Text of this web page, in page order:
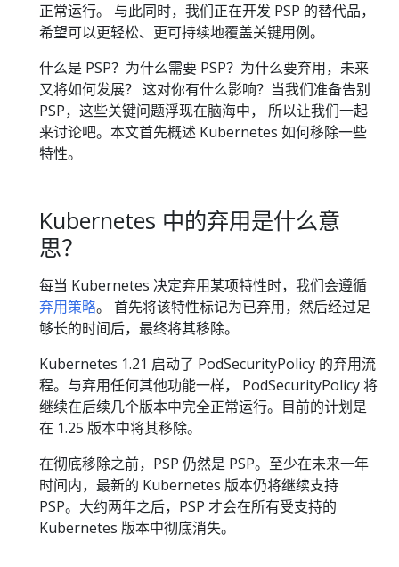
正常运行。 与此同时，我们正在开发 PSP 的替代品，
希望可以更轻松、更可持续地覆盖关键用例。
什么是 PSP？为什么需要 PSP？为什么要弃用，未来
又将如何发展？ 这对你有什么影响？当我们准备告别
PSP，这些关键问题浮现在脑海中， 所以让我们一起
来讨论吧。本文首先概述 Kubernetes 如何移除一些
特性。
Kubernetes 中的弃用是什么意
思？
每当 Kubernetes 决定弃用某项特性时，我们会遵循
弃用策略。 首先将该特性标记为已弃用，然后经过足
够长的时间后，最终将其移除。
Kubernetes 1.21 启动了 PodSecurityPolicy 的弃用流
程。与弃用任何其他功能一样， PodSecurityPolicy 将
继续在后续几个版本中完全正常运行。目前的计划是
在 1.25 版本中将其移除。
在彻底移除之前，PSP 仍然是 PSP。至少在未来一年
时间内，最新的 Kubernetes 版本仍将继续支持
PSP。大约两年之后，PSP 才会在所有受支持的
Kubernetes 版本中彻底消失。